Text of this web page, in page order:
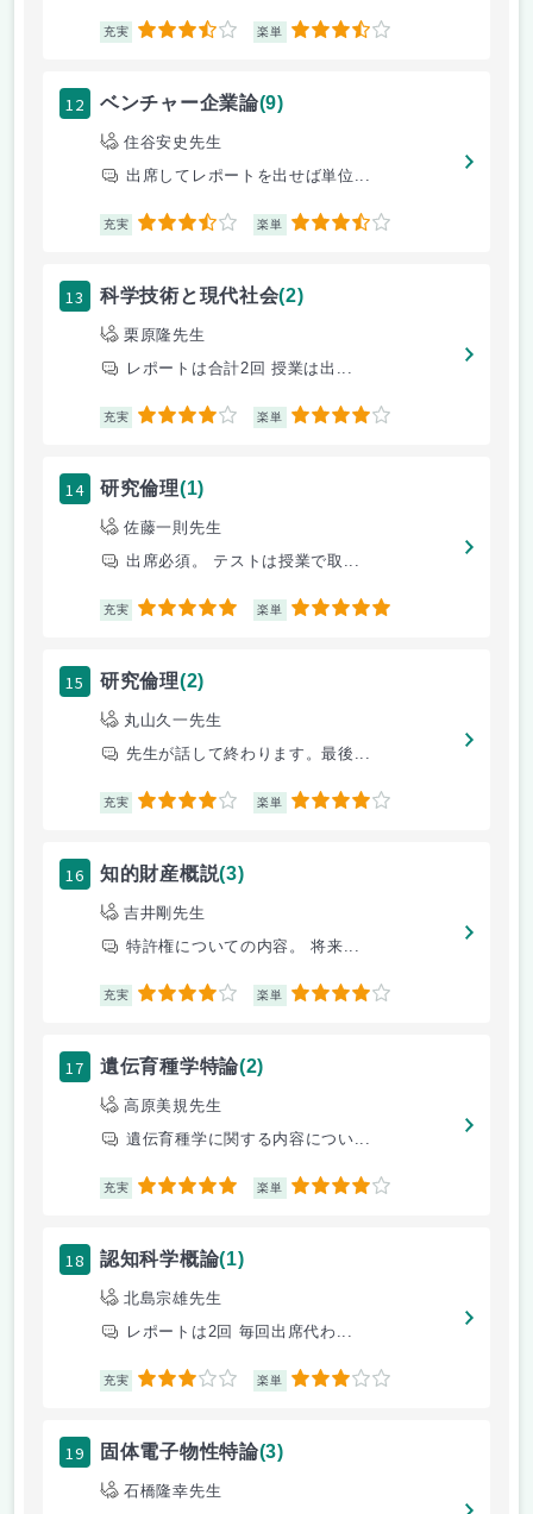
充実 3.5 楽単 3.5
12 ベンチャー企業論(9)
住谷安史先生
出席してレポートを出せば単位...
充実 3.5 楽単 3.5
13 科学技術と現代社会(2)
栗原隆先生
レポートは合計2回 授業は出...
充実 4 楽単 4
14 研究倫理(1)
佐藤一則先生
出席必須。 テストは授業で取...
充実 5 楽単 5
15 研究倫理(2)
丸山久一先生
先生が話して終わります。最後...
充実 4 楽単 4
16 知的財産概説(3)
吉井剛先生
特許権についての内容。 将来...
充実 4 楽単 4
17 遺伝育種学特論(2)
高原美規先生
遺伝育種学に関する内容につい...
充実 5 楽単 4
18 認知科学概論(1)
北島宗雄先生
レポートは2回 毎回出席代わ...
充実 3 楽単 3
19 固体電子物性特論(3)
石橋隆幸先生